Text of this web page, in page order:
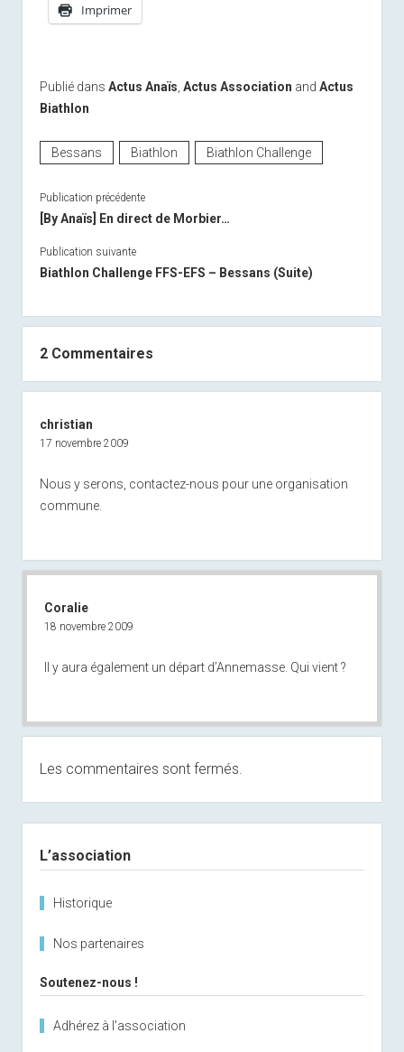
Imprimer
Publié dans Actus Anaïs Actus Association and Actus
Biathlon
Bessans Biathlon Biathlon Challenge
Publication précédente
[By Anaïs] En direct de Morbier…
Publication suivante
Biathlon Challenge FFS-EFS – Bessans (Suite)
2 Commentaires
christian
17 novembre 2009
Nous y serons, contactez-nous pour une organisation
commune.
Coralie
18 novembre 2009
Il y aura également un départ d’Annemasse. Qui vient ?
Les commentaires sont fermés.
L’association
Historique
Nos partenaires
Soutenez-nous !
Adhérez à l'association